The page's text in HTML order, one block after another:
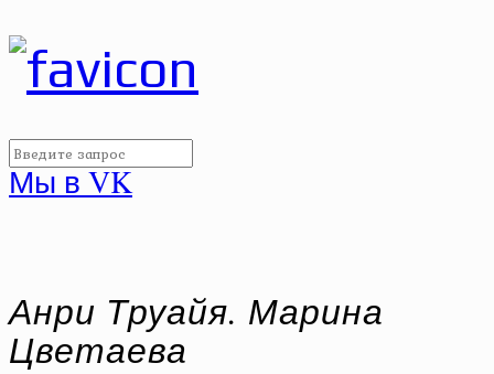
Мы в VK
Анри Труайя. Марина
Цветаева